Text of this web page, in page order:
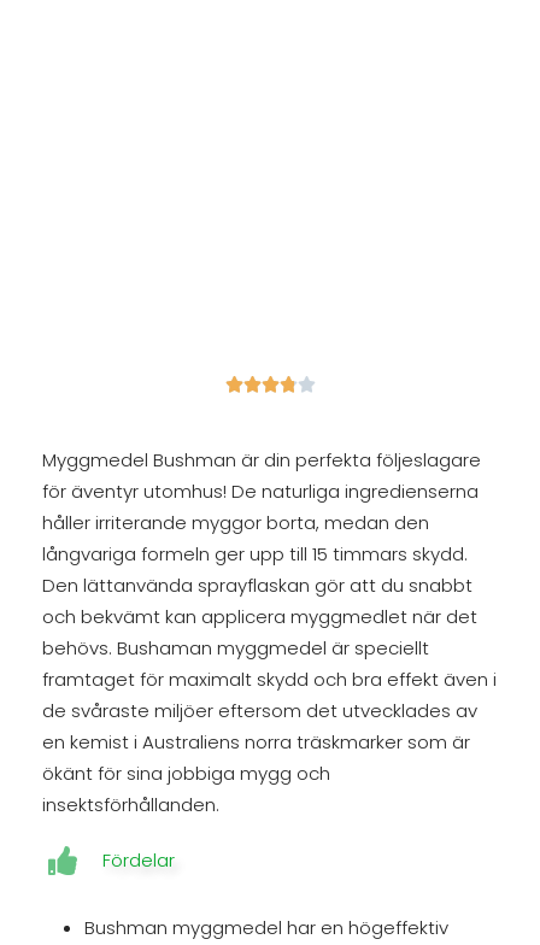

Myggmedel Bushman är din perfekta följeslagare
för äventyr utomhus! De naturliga ingredienserna
håller irriterande myggor borta, medan den
långvariga formeln ger upp till 15 timmars skydd.
Den lättanvända sprayflaskan gör att du snabbt
och bekvämt kan applicera myggmedlet när det
behövs. Bushaman myggmedel är speciellt
framtaget för maximalt skydd och bra effekt även i
de svåraste miljöer eftersom det utvecklades av
en kemist i Australiens norra träskmarker som är
ökänt för sina jobbiga mygg och
insektsförhållanden.
Fördelar
Bushman myggmedel har en högeffektiv